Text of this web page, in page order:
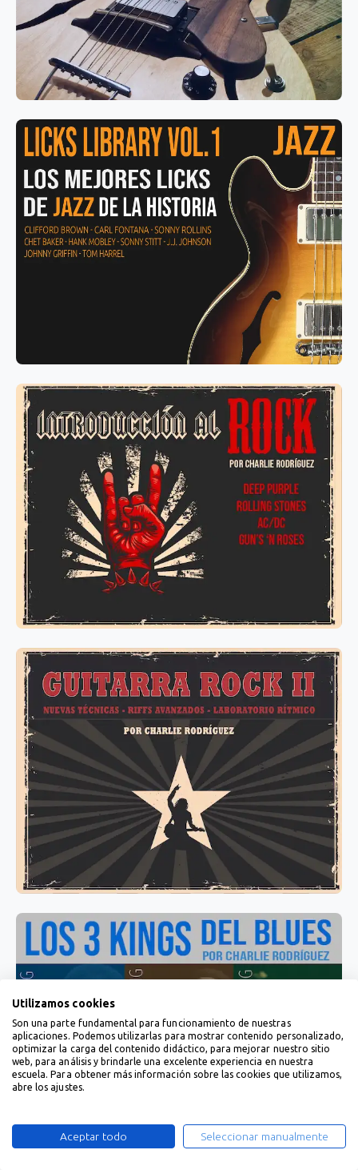
Utilizamos cookies
Son una parte fundamental para funcionamiento de nuestras
aplicaciones. Podemos utilizarlas para mostrar contenido personalizado,
optimizar la carga del contenido didáctico, para mejorar nuestro sitio
web, para análisis y brindarle una excelente experiencia en nuestra
escuela. Para obtener más información sobre las cookies que utilizamos,
abre los ajustes.
Aceptar todo Seleccionar manualmente